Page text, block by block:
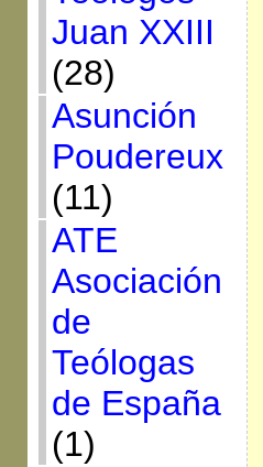
Juan XXIII
(28)
Asunción
Poudereux
(11)
ATE
Asociación
de
Teólogas
de España
(1)